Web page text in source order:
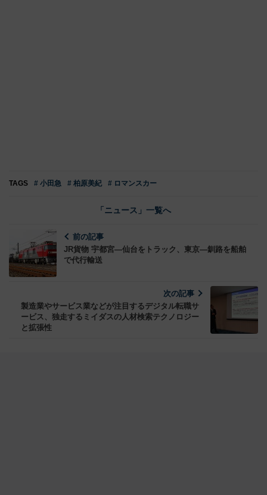
TAGS # 小田急 # 柏原美紀 # ロマンスカー
「ニュース」一覧へ
前の記事
JR貨物 宇都宮―仙台をトラック、東京―釧路を船舶
で代行輸送
次の記事
製造業やサービス業などが注目するデジタル転職サ
ービス、独走するミイダスの人材検索テクノロジー
と拡張性